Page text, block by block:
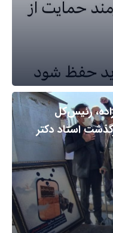
رئیس‌کل
استاد دکتر